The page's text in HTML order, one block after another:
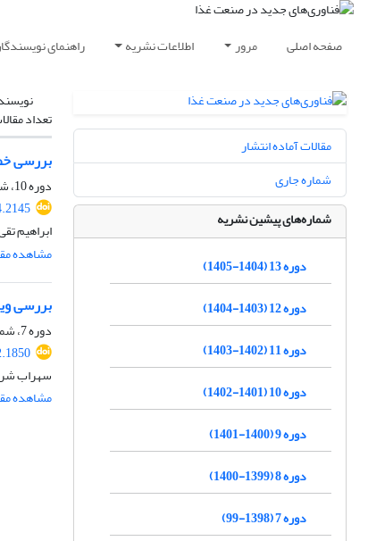
صفحه اصلی مرور اطلاعات نشریه راهنمای
تعداد
بررسی
دوره 10، شماره 4، تابستان 1402، صفحه
ابراهیم
مشاهده
بررسی
دوره 7، شماره 3، بهار 1399، صفحه
سهراب
مشاهده
مقالات آماده انتشار
شماره جاری
شماره‌های پیشین نشریه
دوره 13 (1404-1405)
دوره 12 (1403-1404)
دوره 11 (1402-1403)
دوره 10 (1401-1402)
دوره 9 (1400-1401)
دوره 8 (1399-1400)
دوره 7 (1398-99)